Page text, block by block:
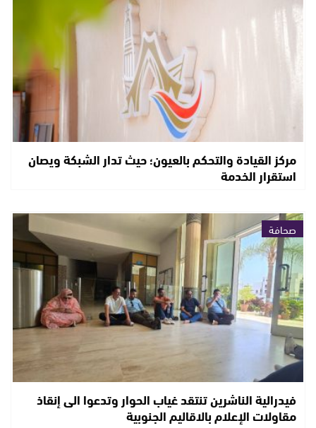
مركز القيادة والتحكم بالعيون؛ حيث تدار الشبكة ويصان
استقرار الخدمة
صحافة
فيدرالية الناشرين تنتقد غياب الحوار وتدعوا الى إنقاذ
مقاولات الإعلام بالاقاليم الجنوبية